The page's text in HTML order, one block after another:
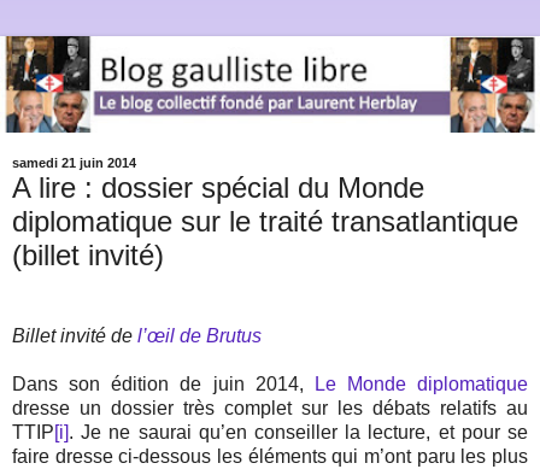
samedi 21 juin 2014
A lire : dossier spécial du Monde
diplomatique sur le traité transatlantique
(billet invité)
Billet invité de l’œil de Brutus
Dans son édition de juin 2014,
Le Monde diplomatique
dresse un dossier très complet sur les débats relatifs au
TTIP[i]. Je ne saurai qu’en conseiller la lecture, et pour se
faire dresse ci-dessous les éléments qui m’ont paru les plus